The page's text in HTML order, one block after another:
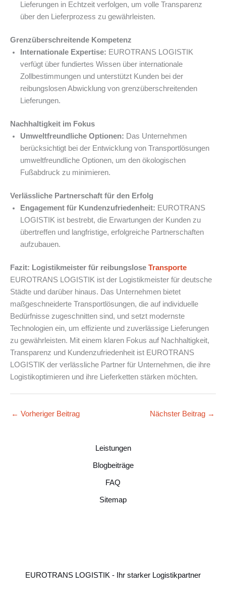
Lieferungen in Echtzeit verfolgen, um volle Transparenz
über den Lieferprozess zu gewährleisten.
Grenzüberschreitende Kompetenz
Internationale Expertise: EUROTRANS LOGISTIK
verfügt über fundiertes Wissen über internationale
Zollbestimmungen und unterstützt Kunden bei der
reibungslosen Abwicklung von grenzüberschreitenden
Lieferungen.
Nachhaltigkeit im Fokus
Umweltfreundliche Optionen: Das Unternehmen
berücksichtigt bei der Entwicklung von Transportlösungen
umweltfreundliche Optionen, um den ökologischen
Fußabdruck zu minimieren.
Verlässliche Partnerschaft für den Erfolg
Engagement für Kundenzufriedenheit: EUROTRANS
LOGISTIK ist bestrebt, die Erwartungen der Kunden zu
übertreffen und langfristige, erfolgreiche Partnerschaften
aufzubauen.
Fazit: Logistikmeister für reibungslose Transporte
EUROTRANS LOGISTIK ist der Logistikmeister für deutsche
Städte und darüber hinaus. Das Unternehmen bietet
maßgeschneiderte Transportlösungen, die auf individuelle
Bedürfnisse zugeschnitten sind, und setzt modernste
Technologien ein, um effiziente und zuverlässige Lieferungen
zu gewährleisten. Mit einem klaren Fokus auf Nachhaltigkeit,
Transparenz und Kundenzufriedenheit ist EUROTRANS
LOGISTIK der verlässliche Partner für Unternehmen, die ihre
Logistikoptimieren und ihre Lieferketten stärken möchten.
← Vorheriger Beitrag Nächster Beitrag →
Leistungen
Blogbeiträge
FAQ
Sitemap
EUROTRANS LOGISTIK - Ihr starker Logistikpartner